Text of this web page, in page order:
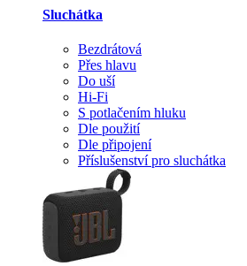
Sluchátka
Bezdrátová
Přes hlavu
Do uší
Hi-Fi
S potlačením hluku
Dle použití
Dle připojení
Příslušenství pro sluchátka